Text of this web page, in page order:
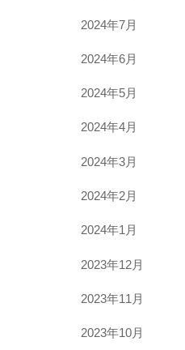
2024年7月
2024年6月
2024年5月
2024年4月
2024年3月
2024年2月
2024年1月
2023年12月
2023年11月
2023年10月